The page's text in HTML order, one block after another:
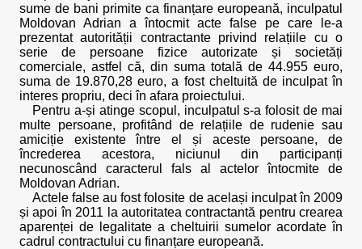
sume de bani primite ca finanțare europeană, inculpatul
Moldovan Adrian a întocmit acte false pe care le-a
prezentat autorității contractante privind relațiile cu o
serie de persoane fizice autorizate și societăți
comerciale, astfel că, din suma totală de 44.955 euro,
suma de 19.870,28 euro, a fost cheltuită de inculpat în
interes propriu, deci în afara proiectului.
Pentru a-și atinge scopul, inculpatul s-a folosit de mai
multe persoane, profitând de relațiile de rudenie sau
amiciție existente între el și aceste persoane, de
încrederea acestora, niciunul din participanți
necunoscând caracterul fals al actelor întocmite de
Moldovan Adrian.
Actele false au fost folosite de același inculpat în 2009
și apoi în 2011 la autoritatea contractantă pentru crearea
aparenței de legalitate a cheltuirii sumelor acordate în
cadrul contractului cu finanțare europeană.